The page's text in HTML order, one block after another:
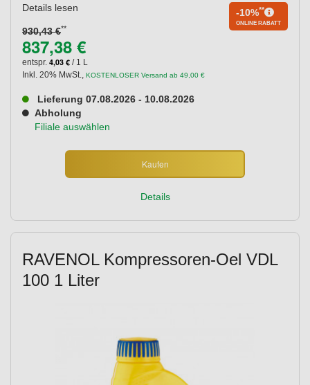
Details lesen
930,43 €**
-10%**
ONLINE RABATT
837,38 €
entspr. 4,03 € / 1 L
Inkl. 20% MwSt., KOSTENLOSER Versand ab 49,00 €
Lieferung 07.08.2026 - 10.08.2026
Abholung
Filiale auswählen
Kaufen
Details
RAVENOL Kompressoren-Oel VDL
100 1 Liter